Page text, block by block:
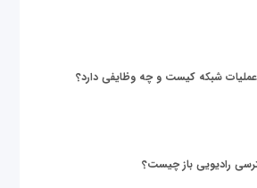
شبکه کیست و چه وظایفی دارد؟
رادیویی باز چیست؟